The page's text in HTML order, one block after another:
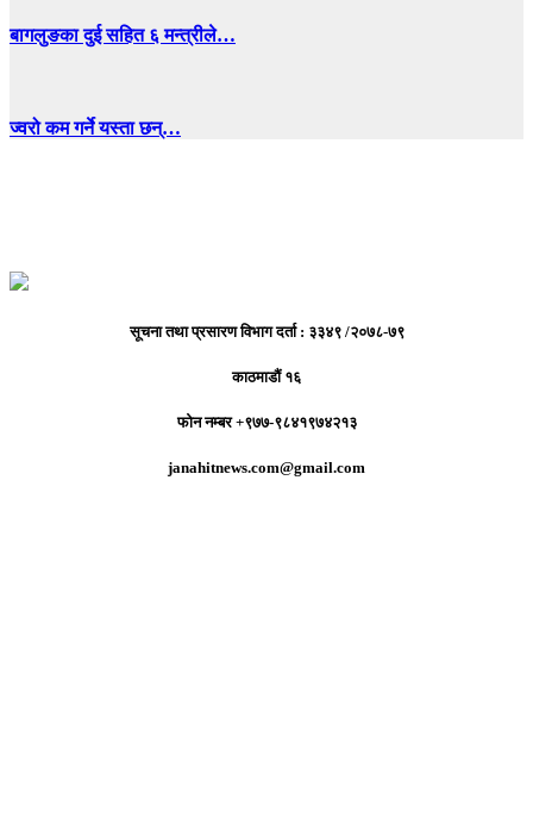
बागलुङका दुई सहित ६ मन्त्रीले…
ज्वरो कम गर्ने यस्ता छन्…
सूचना तथा प्रसारण विभाग दर्ता : ३३४९ /२०७८-७९
काठमाडौं १६
फोन नम्बर +९७७-९८४१९७४२१३
janahitnews.com@gmail.com